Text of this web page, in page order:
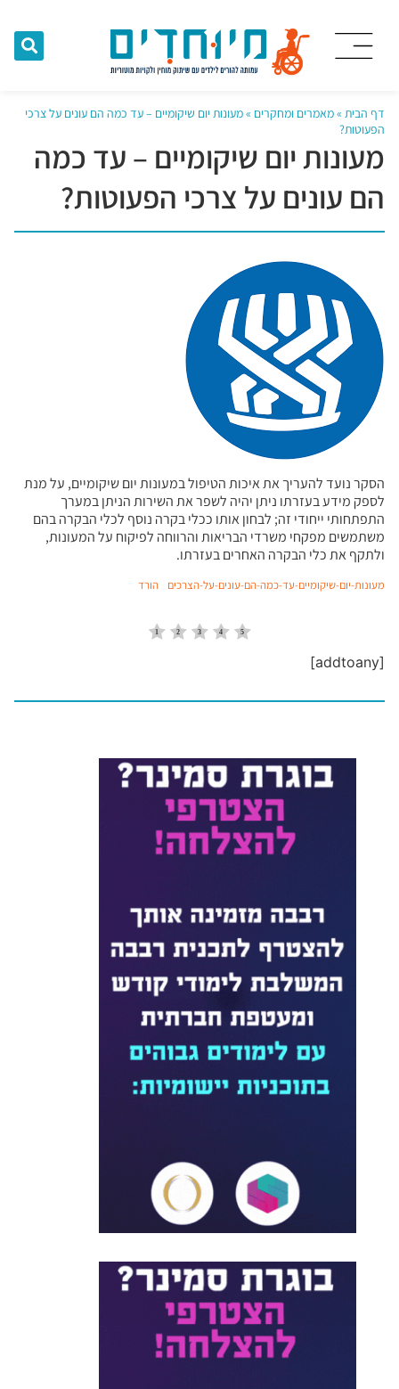
דף הבית »מאמרים ומחקרים »מעונות יום שיקומיים – עד כמה הם עונים על צרכי
הפעוטות?
מעונות יום שיקומיים – עד כמה
הם עונים על צרכי הפעוטות?
הסקר נועד להעריך את איכות הטיפול במעונות יום שיקומיים, על מנת
לספק מידע בעזרתו ניתן יהיה לשפר את השירות הניתן במערך
התפתחותי ייחודי זה; לבחון אותו ככלי בקרה נוסף לכלי הבקרה בהם
משתמשים מפקחי משרדי הבריאות והרווחה לפיקוח על המעונות,
ולתקף את כלי הבקרה האחרים בעזרתו.
מעונות-יום-שיקומיים-עד-כמה-הם-עונים-על-הצרכים הורד
[addtoany]